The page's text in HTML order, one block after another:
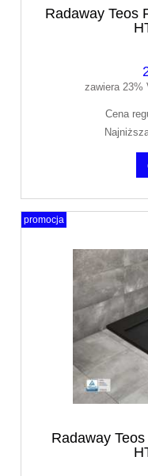
Radaway Teos
zawiera 23%
Cena
Radaway
promocja